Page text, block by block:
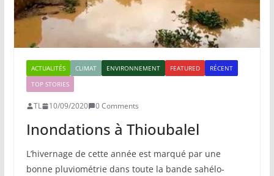
ACTUALITÉS CLIMAT ENVIRONNEMENT FEATURED
RÉCENT
TOP STORIES
TL 10/09/2020 0 Comments
Inondations à Thioubalel
L’hivernage de cette année est marqué par une
bonne pluviométrie dans toute la bande sahélo-